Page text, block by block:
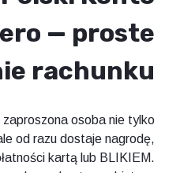
— proste
rachunku
osoba nie tylko
od razu dostaje nagrodę,
kartą lub BLIKIEM.